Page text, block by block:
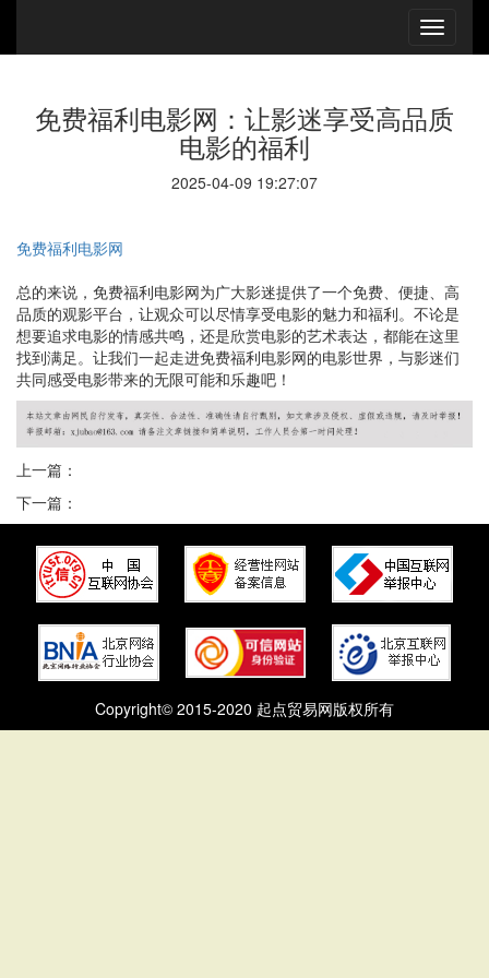
免费福利电影网：让影迷享受高品质
电影的福利
2025-04-09 19:27:07
免费福利电影网
总的来说，免费福利电影网为广大影迷提供了一个免费、便捷、高
品质的观影平台，让观众可以尽情享受电影的魅力和福利。不论是
想要追求电影的情感共鸣，还是欣赏电影的艺术表达，都能在这里
找到满足。让我们一起走进免费福利电影网的电影世界，与影迷们
共同感受电影带来的无限可能和乐趣吧！
上一篇：
下一篇：
Copyright© 2015-2020 起点贸易网版权所有